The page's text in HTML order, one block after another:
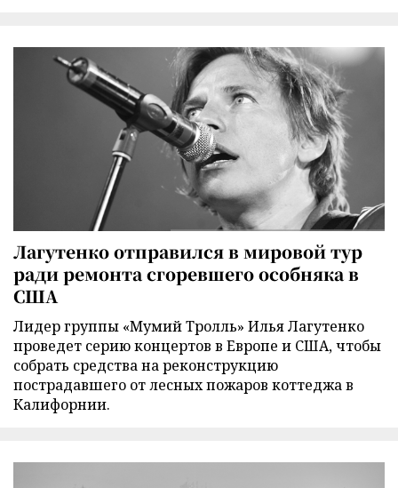
Лагутенко отправился в мировой тур
ради ремонта сгоревшего особняка в
США
Лидер группы «Мумий Тролль» Илья Лагутенко
проведет серию концертов в Европе и США, чтобы
собрать средства на реконструкцию
пострадавшего от лесных пожаров коттеджа в
Калифорнии.